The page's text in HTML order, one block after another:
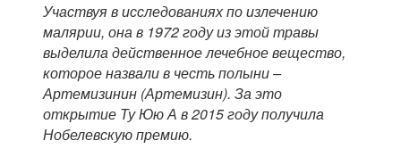
Участвуя в исследованиях по излечению
малярии, она в 1972 году из этой травы
выделила действенное лечебное вещество,
которое назвали в честь полыни –
Артемизинин (Артемизин). За это
открытие Ту Юю А в 2015 году получила
Нобелевскую премию.